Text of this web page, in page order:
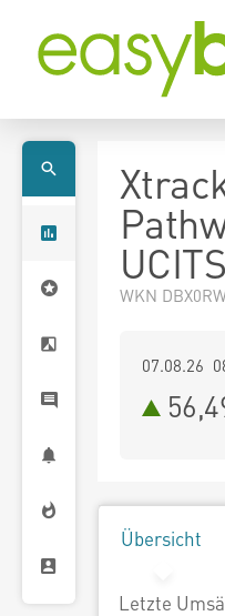
WKN
07.08.26
Übersicht
Letzte